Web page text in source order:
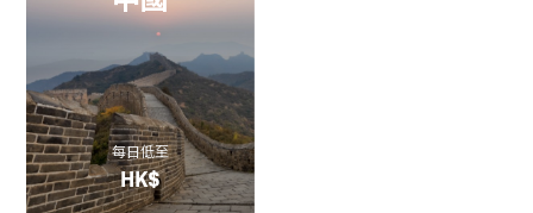
每日低至
HK$